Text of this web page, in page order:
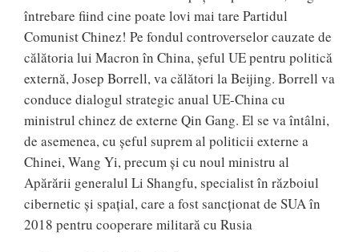
întrebare fiind cine poate lovi mai tare Partidul
Comunist Chinez! Pe fondul controverselor cauzate de
călătoria lui Macron în China, șeful UE pentru politică
externă, Josep Borrell, va călători la Beijing. Borrell va
conduce dialogul strategic anual UE-China cu
ministrul chinez de externe Qin Gang. El se va întâlni,
de asemenea, cu șeful suprem al politicii externe a
Chinei, Wang Yi, precum și cu noul ministru al
Apărării generalul Li Shangfu, specialist în războiul
cibernetic şi spațial, care a fost sancționat de SUA în
2018 pentru cooperare militară cu Rusia